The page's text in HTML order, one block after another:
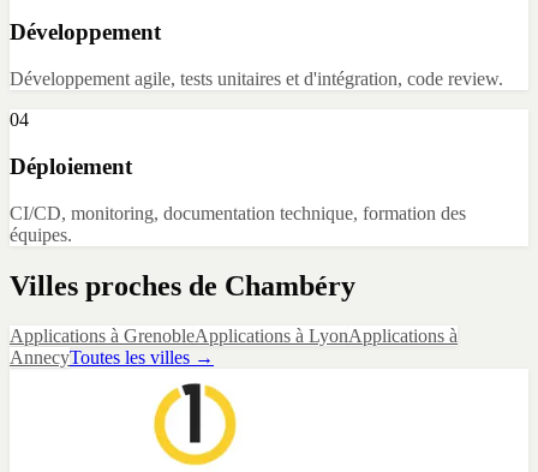
Développement
Développement agile, tests unitaires et d'intégration, code review.
04
Déploiement
CI/CD, monitoring, documentation technique, formation des
équipes.
Villes proches de Chambéry
Applications à GrenobleApplications à LyonApplications à
AnnecyToutes les villes →